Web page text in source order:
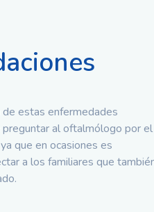
estas enfermedades
al oftalmólogo por el
que en ocasiones es
a los familiares que